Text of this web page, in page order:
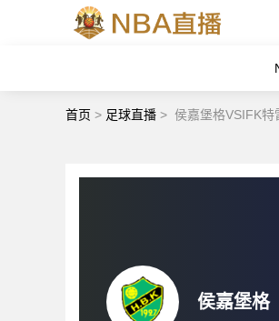
首页 > 足球直播 > 侯嘉堡格VSIFK特
侯嘉堡格